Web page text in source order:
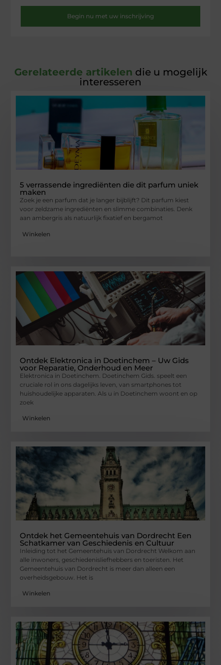
Begin nu met uw inschrijving
Gerelateerde artikelen die u mogelijk
interesseren
5 verrassende ingrediënten die dit parfum uniek
maken
Zoek je een parfum dat je langer bijblijft? Dit parfum kiest
voor zeldzame ingrediënten en slimme combinaties. Denk
aan ambergris als natuurlijk fixatief en bergamot
Winkelen
Ontdek Elektronica in Doetinchem – Uw Gids
voor Reparatie, Onderhoud en Meer
Elektronica in Doetinchem. Doetinchem Gids. speelt een
cruciale rol in ons dagelijks leven, van smartphones tot
huishoudelijke apparaten. Als u in Doetinchem woont en op
zoek
Winkelen
Ontdek het Gemeentehuis van Dordrecht Een
Schatkamer van Geschiedenis en Cultuur
Inleiding tot het Gemeentehuis van Dordrecht Welkom aan
alle inwoners, geschiedenisliefhebbers en toeristen. Het
Gemeentehuis van Dordrecht is meer dan alleen een
overheidsgebouw. Het is
Winkelen